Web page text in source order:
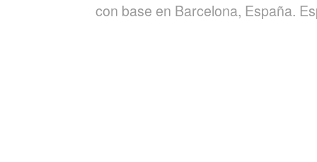
con base en Barcelona, España.